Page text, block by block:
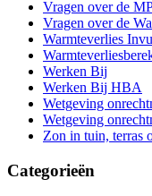
Vragen over de
Vragen over de
Warmteverlies
Werken Bij
Werken Bij HBA
Wetgeving
Wetgeving
Zon in tuin, terras
Categorieën